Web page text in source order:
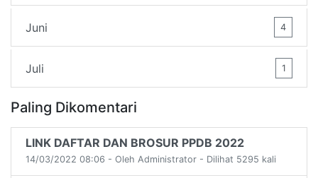
Juni 4
Juli 1
Paling Dikomentari
LINK DAFTAR DAN BROSUR PPDB 2022
14/03/2022 08:06 - Oleh Administrator - Dilihat 5295 kali